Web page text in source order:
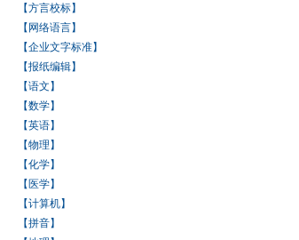
【方言校标】
【网络语言】
【企业文字标准】
【报纸编辑】
【语文】
【数学】
【英语】
【物理】
【化学】
【医学】
【计算机】
【拼音】